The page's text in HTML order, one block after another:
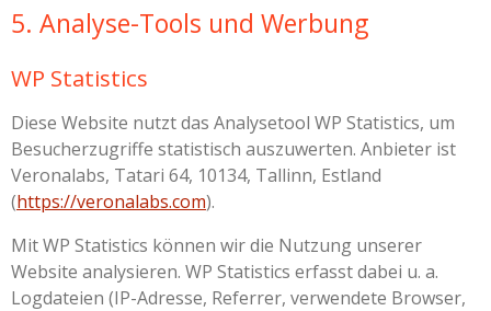
5. Analyse-Tools und Werbung
WP Statistics
Diese Website nutzt das Analysetool WP Statistics, um
Besucherzugriffe statistisch auszuwerten. Anbieter ist
Veronalabs, Tatari 64, 10134, Tallinn, Estland
(https://veronalabs.com).
Mit WP Statistics können wir die Nutzung unserer
Website analysieren. WP Statistics erfasst dabei u. a.
Logdateien (IP-Adresse, Referrer, verwendete Browser,